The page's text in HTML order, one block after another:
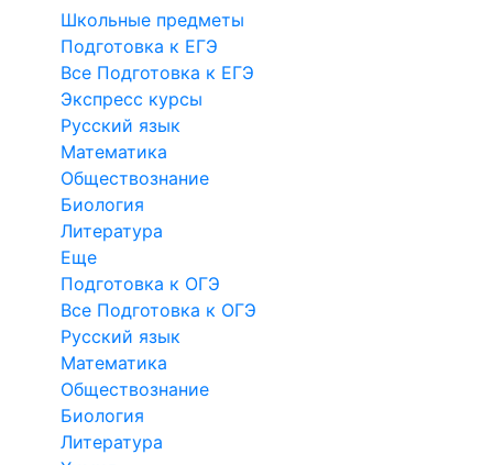
Школьные предметы
Подготовка к ЕГЭ
Все Подготовка к ЕГЭ
Экспресс курсы
Русский язык
Математика
Обществознание
Биология
Литература
Еще
Подготовка к ОГЭ
Все Подготовка к ОГЭ
Русский язык
Математика
Обществознание
Биология
Литература